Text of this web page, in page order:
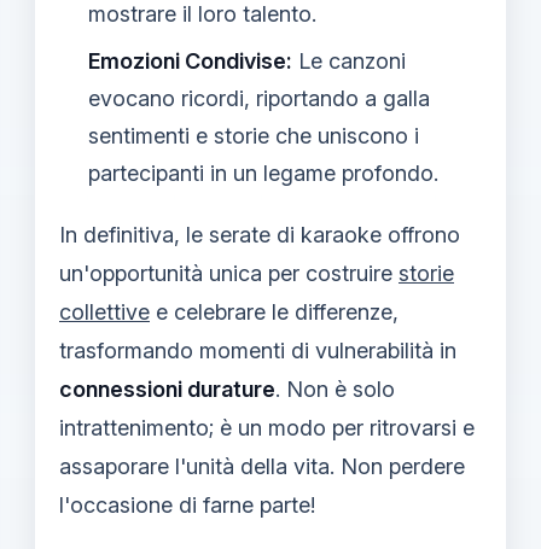
mostrare il loro talento.
Emozioni Condivise: Le canzoni
evocano ricordi, riportando a galla
sentimenti e storie che uniscono i
partecipanti in un legame profondo.
In definitiva, le serate di karaoke offrono
un'opportunità unica per costruire storie
collettive e celebrare le differenze,
trasformando momenti di vulnerabilità in
connessioni durature. Non è solo
intrattenimento; è un modo per ritrovarsi e
assaporare l'unità della vita. Non perdere
l'occasione di farne parte!